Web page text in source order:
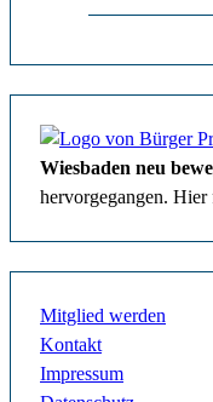
Wiesbaden neu
hervorgegangen. Hier
Mitglied werden
Kontakt
Impressum